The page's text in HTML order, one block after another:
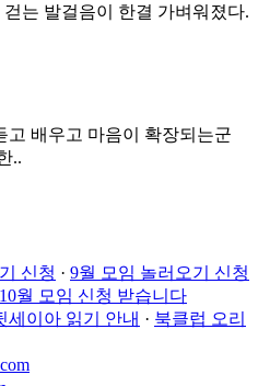
는 발걸음이 한결 가벼워졌다.
고 배우고 마음이 확장되는군
..
신청 · 9월 모임 놀러오기 신청
월 모임 신청 받습니다
세이아 읽기 안내 · 북클럽 오리